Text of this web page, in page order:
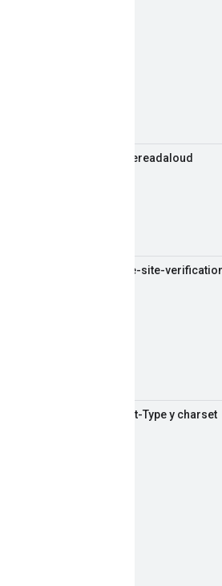
nopagereadaloud
google-site-
Content-Type y charset